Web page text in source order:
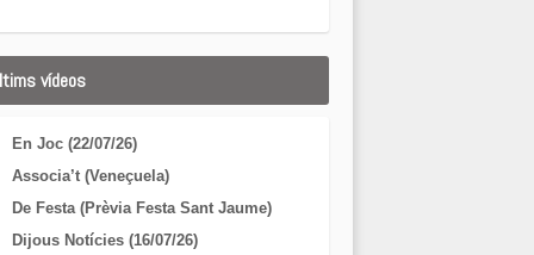
vídeos
En Joc (22/07/26)
Associa’t (Veneçuela)
De Festa (Prèvia Festa Sant Jaume)
Dijous Notícies (16/07/26)